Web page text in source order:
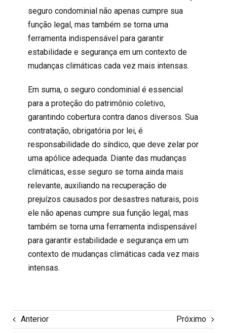
seguro condominialnão apenas cumpre sua
função legal, mas também se torna uma
ferramenta indispensável para garantir
estabilidade e segurança em um contexto de
mudanças climáticas cada vez mais intensas.
Em suma, o seguro condominial é essencial
para a proteção do patrimônio coletivo,
garantindo cobertura contra danos diversos. Sua
contratação, obrigatória por lei, é
responsabilidade do síndico, que deve zelar por
uma apólice adequada. Diante das mudanças
climáticas, esse seguro se torna ainda mais
relevante, auxiliando na recuperação de
prejuízos causados por desastres naturais, pois
ele não apenas cumpre sua função legal, mas
também se torna uma ferramenta indispensável
para garantir estabilidade e segurança em um
contexto de mudanças climáticas cada vez mais
intensas.
Anterior Próximo